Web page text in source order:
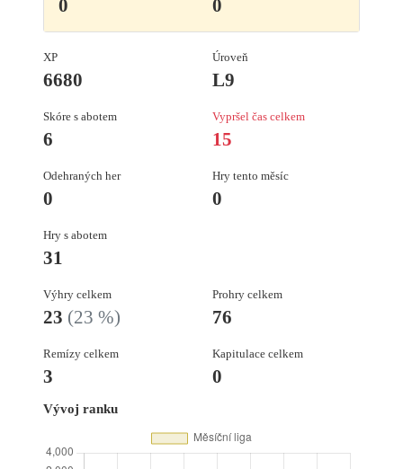
0 0
XP
6680
Úroveň
L9
Skóre s abotem
6
Vypršel čas celkem
15
Odehraných her
0
Hry tento měsíc
0
Hry s abotem
31
Výhry celkem
23 (23 %)
Prohry celkem
76
Remízy celkem
3
Kapitulace celkem
0
Vývoj ranku